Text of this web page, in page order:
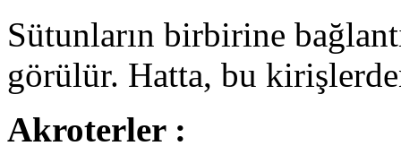
Sütunların birbirine
görülür. Hatta, bu
Akroterler :